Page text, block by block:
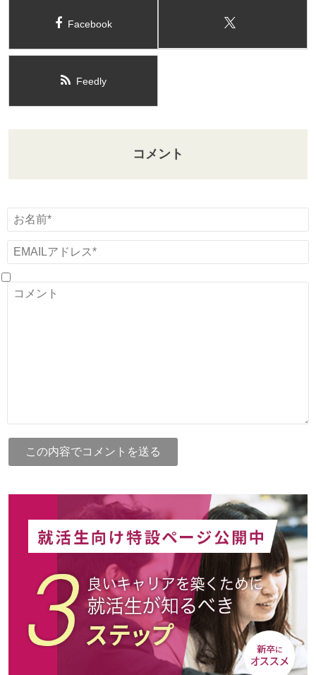
Facebook
Feedly
コメント